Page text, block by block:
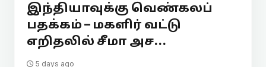
இந்தியாவுக்கு வெண்கலப்
பதக்கம் – மகளிர் வட்டு
எறிதலில் சீமா அச...
5 days ago